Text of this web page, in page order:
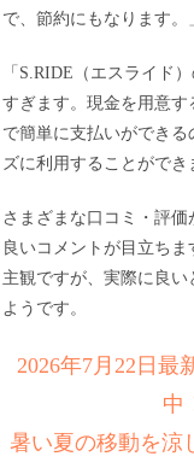
で、節約にもなります。
「S.RIDE（エスライド
すぎます。現金を用意す
で簡単に支払いができ
ズに利用することができ
さまざまな口コミ・評
良いコメントが目立ち
主観ですが、実際に良
ようです。
2026年7月22日最
中
暑い夏の移動を涼